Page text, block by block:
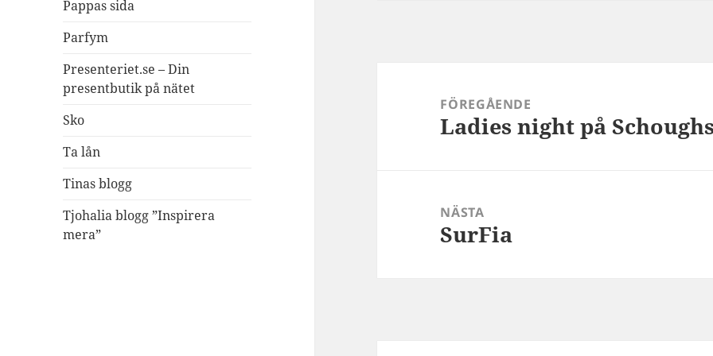
Pappas sida
Parfym
Presenteriet.se – Din
presentbutik på nätet
Sko
Ta lån
Tinas blogg
Tjohalia blogg ”Inspirera
mera”
FÖREGÅENDE
Föregående
Ladies night på
NÄSTA
Nästa
SurFia